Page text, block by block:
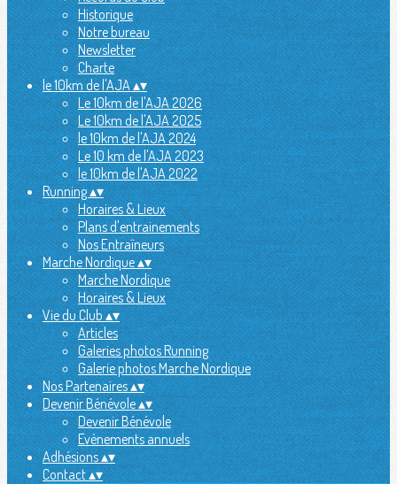
Historique
Notre bureau
Newsletter
Charte
le 10km de l'AJA▴▾
Le 10km de l'AJA 2026
Le 10km de l'AJA 2025
le 10km de l'AJA 2024
Le 10 km de l'AJA 2023
le 10km de l'AJA 2022
Running▴▾
Horaires & Lieux
Plans d'entrainements
Nos Entraîneurs
Marche Nordique▴▾
Marche Nordique
Horaires & Lieux
Vie du Club▴▾
Articles
Galeries photos Running
Galerie photos Marche Nordique
Nos Partenaires▴▾
Devenir Bénévole▴▾
Devenir Bénévole
Evènements annuels
Adhésions▴▾
Contact▴▾